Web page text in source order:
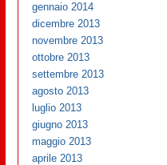
gennaio 2014
dicembre 2013
novembre 2013
ottobre 2013
settembre 2013
agosto 2013
luglio 2013
giugno 2013
maggio 2013
aprile 2013